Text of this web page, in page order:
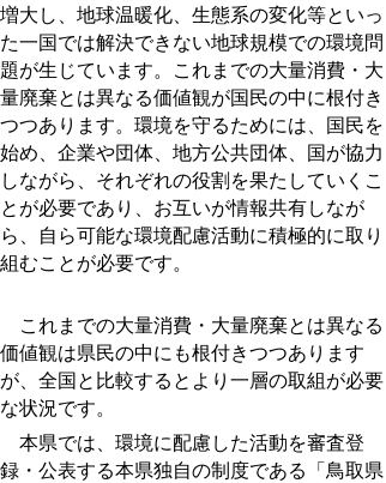
増大し、地球温暖化、生態系の変化等といっ
た一国では解決できない地球規模での環境問
題が生じています。これまでの大量消費・大
量廃棄とは異なる価値観が国民の中に根付き
つつあります。環境を守るためには、国民を
始め、企業や団体、地方公共団体、国が協力
しながら、それぞれの役割を果たしていくこ
とが必要であり、お互いが情報共有しなが
ら、自ら可能な環境配慮活動に積極的に取り
組むことが必要です。
これまでの大量消費・大量廃棄とは異なる
価値観は県民の中にも根付きつつあります
が、全国と比較するとより一層の取組が必要
な状況です。
本県では、環境に配慮した活動を審査登
録・公表する本県独自の制度である「鳥取県